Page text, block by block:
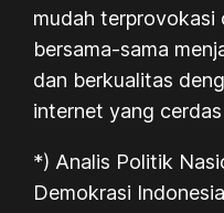
mudah terprovokasi
bersama-sama
dan berkualitas
internet yang
*) Analis Politik
Demokrasi Indonesia